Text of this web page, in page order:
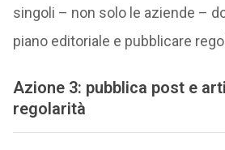
singoli – non solo le aziende –
piano editoriale e pubblicare
Azione 3: pubblica post e
regolarità